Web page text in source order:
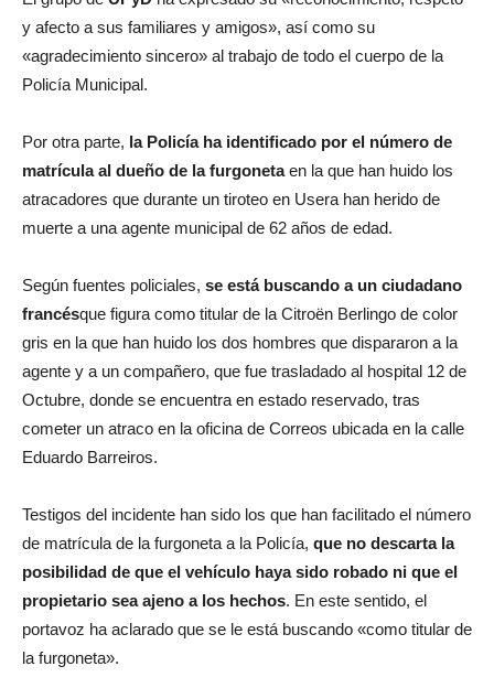
y afecto a sus familiares y amigos», así como su
«agradecimiento sincero» al trabajo de todo el cuerpo de la
Policía Municipal.
Por otra parte, la Policía ha identificado por el número de
matrícula al dueño de la furgonetaen la que han huido los
atracadores que durante un tiroteo en Usera han herido de
muerte a una agente municipal de 62 años de edad.
Según fuentes policiales, se está buscando a un ciudadano
francésque figura como titular de la Citroën Berlingo de color
gris en la que han huido los dos hombres que dispararon a la
agente y a un compañero, que fue trasladado al hospital 12 de
Octubre, donde se encuentra en estado reservado, tras
cometer un atraco en la oficina de Correos ubicada en la calle
Eduardo Barreiros.
Testigos del incidente han sido los que han facilitado el número
de matrícula de la furgoneta a la Policía, que no descarta la
posibilidad de que el vehículo haya sido robado ni que el
propietario sea ajeno a los hechos. En este sentido, el
portavoz ha aclarado que se le está buscando «como titular de
la furgoneta».